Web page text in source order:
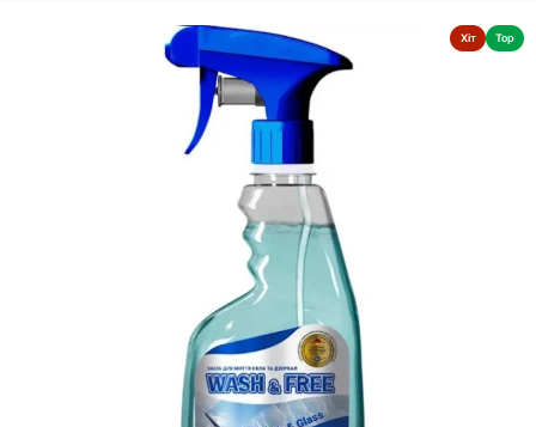
Хіт Top